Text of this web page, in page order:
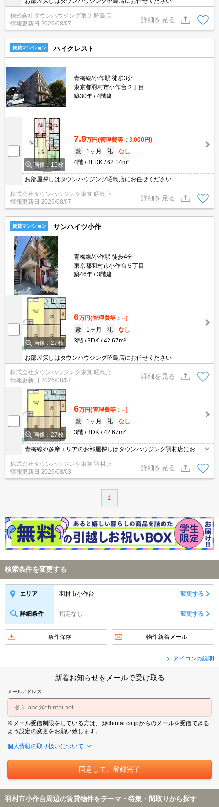
株式会社タウンハウジング東京 昭島店
情報更新日 2026/08/07
詳細を見る
賃貸マンション ハイクレスト
青梅線/小作駅 徒歩3分
東京都羽村市小作台２丁目
築30年
4階建
画像：15枚
7.9万円(管理費等：3,000円)
敷
1ヶ月 礼
なし
4階
3LDK 62.14m²
お部屋探しはタウンハウジング昭島店にお任せください
株式会社タウンハウジング東京 昭島店
情報更新日 2026/08/07
詳細を見る
賃貸マンション サンハイツ小作
青梅線/小作駅 徒歩4分
東京都羽村市小作台５丁目
築46年
3階建
画像：27枚
6万円(管理費等：--)
敷
1ヶ月 礼
なし
3階
3DK 42.67m²
お部屋探しはタウンハウジング昭島店にお任せください
株式会社タウンハウジング東京 昭島店
情報更新日 2026/08/07
詳細を見る
画像：27枚
6万円(管理費等：--)
敷
1ヶ月 礼
なし
3階
3DK 42.67m²
青梅線や多摩エリアのお部屋探しはタウンハウジング羽村店にお任
せを！ご来店時無料駐車場ご用意あります！
株式会社タウンハウジング東京 羽村店
情報更新日 2026/08/03
詳細を見る
1
検索条件を変更する
エリア 羽村市小作台 変更する
詳細条件 指定なし 変更する
条件保存 物件新着メール
アイコンの説明
新着お知らせをメールで受け取る
メールアドレス
※メール受信制限をしている方は、@chintai.co.jpからのメールを受信できる
よう設定の変更をお願い致します。
個人情報の取り扱いについて
羽村市小作台周辺の賃貸物件をテーマ・特集・間取りから探す